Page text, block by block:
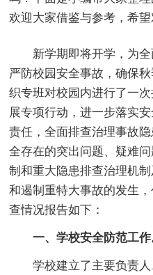
欢迎大家借鉴与参考，希望
新学期即将开学，为
严防校园安全事故，确保
织专班对校园内进行了一
展专项行动，进一步落实
责任，全面排查治理事故
全存在的突出问题、疑难
制和重大隐患排查治理机
和遏制重特大事故的发生
查情况报告如下：
一、学校安全防范工作
学校建立了主要负责